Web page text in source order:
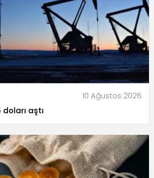
10 Ağustos 2026
aştı